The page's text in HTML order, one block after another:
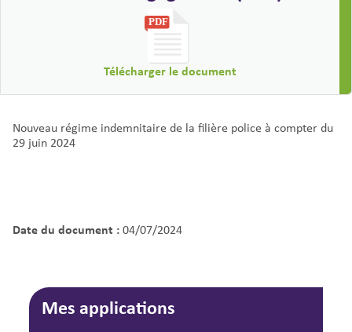
Télécharger le document
Nouveau régime indemnitaire de la filière police à compter du
29 juin 2024
Date du document :04/07/2024
Mes applications